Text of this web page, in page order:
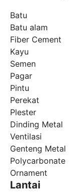
Batu
Batu alam
Fiber Cement
Kayu
Semen
Pagar
Pintu
Perekat
Plester
Dinding Metal
Ventilasi
Genteng Metal
Polycarbonate
Ornament
Lantai